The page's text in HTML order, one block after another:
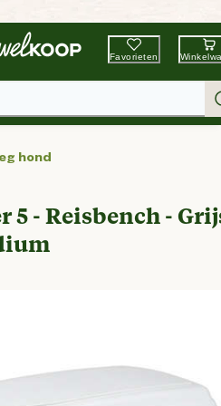
Tuin & Dier
Favorieten
hond
5 - Reisbench -